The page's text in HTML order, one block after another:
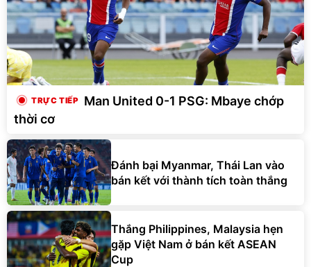
Man United 0-1 PSG: Mbaye chớp
thời cơ
Đánh bại Myanmar, Thái Lan vào
bán kết với thành tích toàn thắng
Thắng Philippines, Malaysia hẹn
gặp Việt Nam ở bán kết ASEAN
Cup